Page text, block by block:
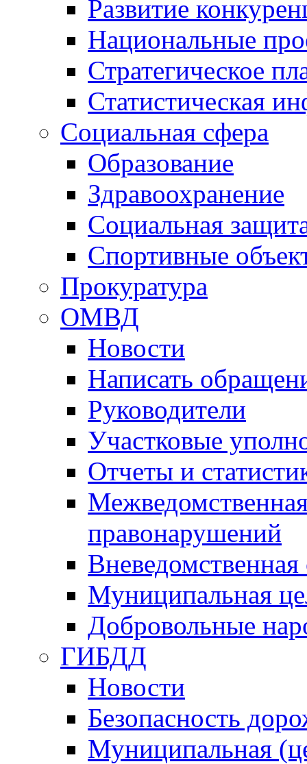
Развитие
Национальные
Стратегическое
Статистическая
Социальная сфера
Образование
Здравоохранение
Социальная
Спортивные
Прокуратура
ОМВД
Новости
Написать
Руководители
Участковые
Отчеты и
правонарушений
Вневедомственная
Муниципальная
Добровольные
ГИБДД
Новости
Безопасность
Муниципальная